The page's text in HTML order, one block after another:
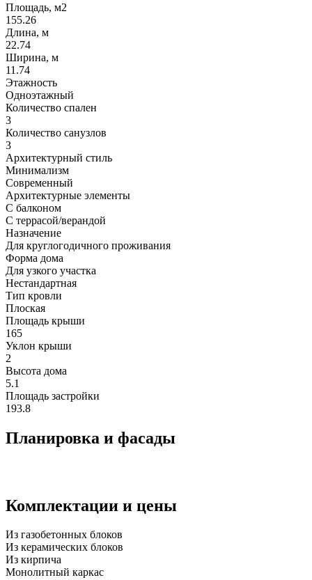
Площадь, м2
155.26
Длина, м
22.74
Ширина, м
11.74
Этажность
Одноэтажный
Количество спален
3
Количество санузлов
3
Архитектурный стиль
Минимализм
Современный
Архитектурные элементы
С балконом
С террасой/верандой
Назначение
Для круглогодичного проживания
Форма дома
Для узкого участка
Нестандартная
Тип кровли
Плоская
Площадь крыши
165
Уклон крыши
2
Высота дома
5.1
Площадь застройки
193.8
Планировка и фасады
Комплектации и цены
Из газобетонных блоков
Из керамических блоков
Из кирпича
Монолитный каркас